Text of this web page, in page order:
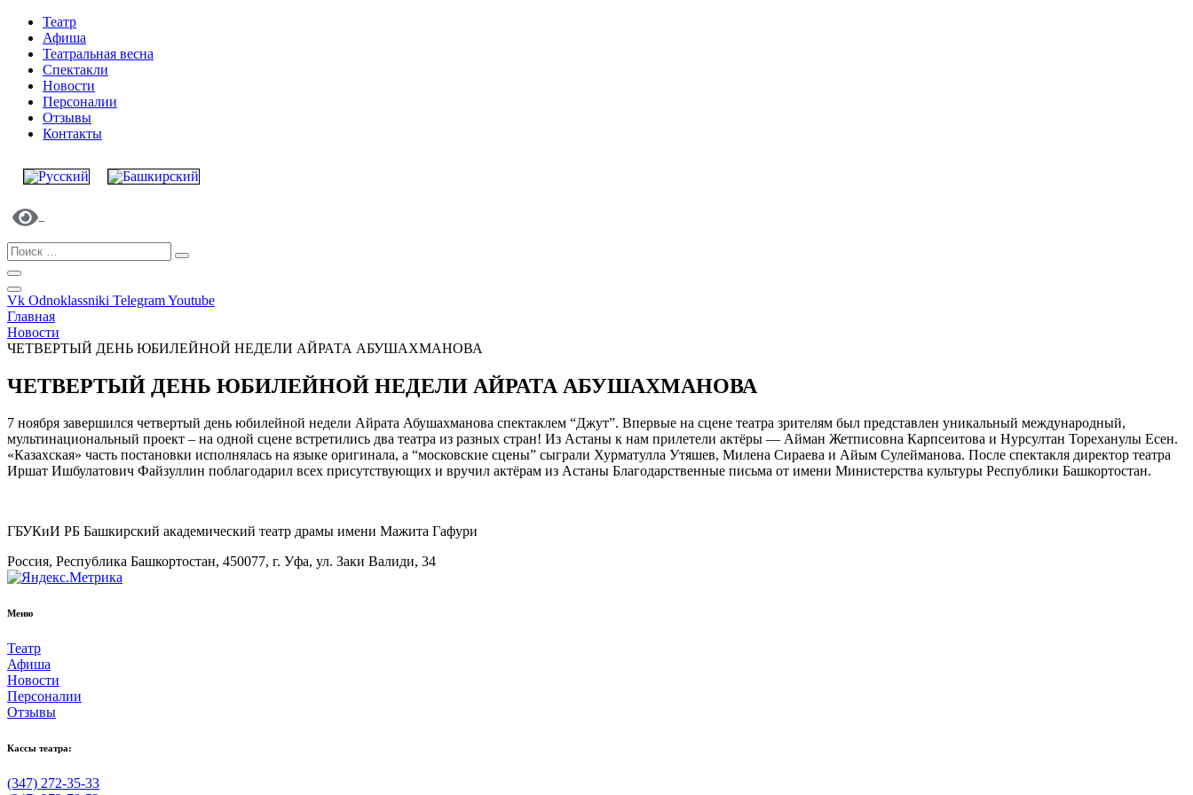
Театр
Афиша
Театральная весна
Спектакли
Новости
Персоналии
Отзывы
Контакты
Vk Odnoklassniki TelegramYoutube
Главная
Новости
ЧЕТВЕРТЫЙ ДЕНЬ ЮБИЛЕЙНОЙ НЕДЕЛИ АЙРАТА АБУШАХМАНОВА
ЧЕТВЕРТЫЙ ДЕНЬ ЮБИЛЕЙНОЙ НЕДЕЛИ АЙРАТА АБУШАХМАНОВА
7 ноября завершился четвертый день юбилейной недели Айрата Абушахманова спектаклем “Джут”. Впервые на сцене театра зрителям был представлен уникальный международный,
мультинациональный проект – на одной сцене встретились два театра из разных стран! Из Астаны к нам прилетели актёры — Айман Жетписовна Карпсеитова и Нурсултан Тореханулы Есен.
«Казахская» часть постановки исполнялась на языке оригинала, а “московские сцены” сыграли Хурматулла Утяшев, Милена Сираева и Айым Сулейманова. После спектакля директор театра
Иршат Ишбулатович Файзуллин поблагодарил всех присутствующих и вручил актёрам из Астаны Благодарственные письма от имени Министерства культуры Республики Башкортостан.
ГБУКиИ РБ Башкирский академический театр драмы имени Мажита Гафури
Россия, Республика Башкортостан, 450077, г. Уфа, ул. Заки Валиди, 34
Меню
Театр
Афиша
Новости
Персоналии
Отзывы
Кассы театра:
(347) 272-35-33